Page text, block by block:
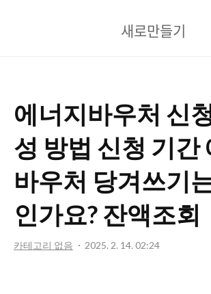
로
기
새로만들기
에너지바우처 신
성 방법 신청 기간
바우처 당겨쓰기
인가요? 잔액조회
카테고리 없음 2025. 2. 14. 02:24